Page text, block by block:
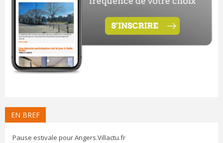
EN BREF
Pause estivale pour Angers.Villactu.fr